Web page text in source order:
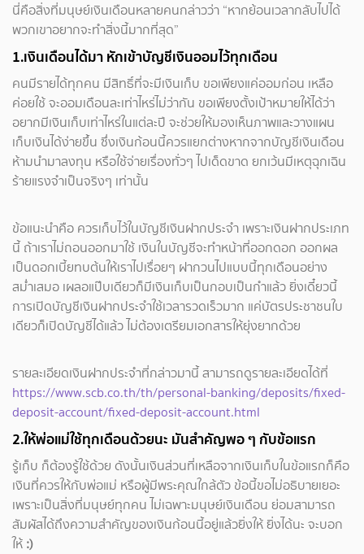
นี่คือสิ่งที่มนุษย์เงินเดือนหลายคนกล่าวว่า “หากย้อนเวลากลับไปได้
พวกเขาอยากจะทำสิ่งนี้มากที่สุด”
1.เงินเดือนได้มา หักเข้าบัญชีเงินออมไว้ทุกเดือน
คนมีรายได้ทุกคน มีสิทธิ์ที่จะมีเงินเก็บ ขอเพียงแค่ออมก่อน เหลือ
ค่อยใช้ จะออมเดือนละเท่าไหร่ไม่ว่ากัน ขอเพียงตั้งเป้าหมายให้ได้ว่า
อยากมีเงินเก็บเท่าไหร่ในแต่ละปี จะช่วยให้มองเห็นภาพและวางแผน
เก็บเงินได้ง่ายขึ้น ซึ่งเงินก้อนนี้ควรแยกต่างหากจากบัญชีเงินเดือน
ห้ามนำมาลงทุน หรือใช้จ่ายเรื่องทั่วๆ ไปเด็ดขาด ยกเว้นมีเหตุฉุกเฉิน
ร้ายแรงจำเป็นจริงๆ เท่านั้น
ข้อแนะนำคือ ควรเก็บไว้ในบัญชีเงินฝากประจำ เพราะเงินฝากประเภท
นี้ ถ้าเราไม่ถอนออกมาใช้ เงินในบัญชีจะทำหน้าที่ออกดอก ออกผล
เป็นดอกเบี้ยทบต้นให้เราไปเรื่อยๆ ฝากวนไปแบบนี้ทุกเดือนอย่าง
สม่ำเสมอ เผลอแป๊บเดียวก็มีเงินเก็บเป็นกอบเป็นกำแล้ว ยิ่งเดี๋ยวนี้
การเปิดบัญชีเงินฝากประจำใช้เวลารวดเร็วมาก แค่บัตรประชาชนใบ
เดียวก็เปิดบัญชีได้แล้ว ไม่ต้องเตรียมเอกสารให้ยุ่งยากด้วย
รายละเอียดเงินฝากประจำที่กล่าวมานี้ สามารถดูรายละเอียดได้ที่
https://www.scb.co.th/th/personal-banking/deposits/fixed-
deposit-account/fixed-deposit-account.html
2.ให้พ่อแม่ใช้ทุกเดือนด้วยนะ มันสำคัญพอ ๆ กับข้อแรก
รู้เก็บ ก็ต้องรู้ใช้ด้วย ดังนั้นเงินส่วนที่เหลือจากเงินเก็บในข้อแรกก็คือ
เงินที่ควรให้กับพ่อแม่ หรือผู้มีพระคุณใกล้ตัว ข้อนี้ขอไม่อธิบายเยอะ
เพราะเป็นสิ่งที่มนุษย์ทุกคน ไม่เฉพาะมนุษย์เงินเดือน ย่อมสามารถ
สัมผัสได้ถึงความสำคัญของเงินก้อนนี้อยู่แล้วยิ่งให้ ยิ่งได้นะ จะบอก
ให้ :)